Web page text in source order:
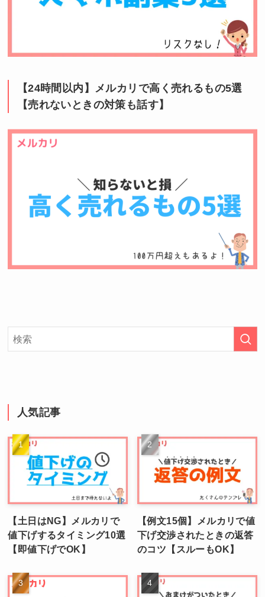
【24時間以内】メルカリで高く売れるもの5選
【売れないときの対策も話す】
人気記事
【土日はNG】メルカリで
値下げするタイミング10選
【即値下げでOK】
【例文15個】メルカリで値
下げ交渉されたときの返答
のコツ【スルーもOK】